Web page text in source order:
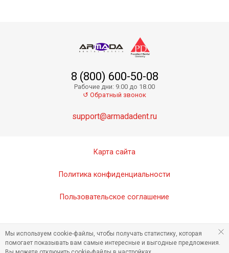
8 (800) 600-50-08
Рабочие дни: 9.00 до 18.00
↺ Обратный звонок
support@armadadent.ru
Карта сайта
Политика конфиденциальности
Пользовательское соглашение
Мы используем cookie-файлы, чтобы получать статистику, которая
помогает показывать вам самые интересные и выгодные предложения.